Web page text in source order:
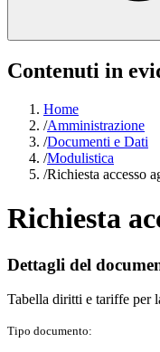
Contenuti in
Home
/Amministrazione
/Documenti e Dati
/Modulistica
/Richiesta accesso
Richiesta
Dettagli del
Tabella diritti e tariffe per
Tipo documento: